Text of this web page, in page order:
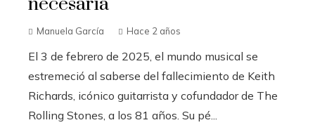
Manuela García Hace 2 años
El 3 de febrero de 2025, el mundo musical se
estremeció al saberse del fallecimiento de Keith
Richards, icónico guitarrista y cofundador de The
Rolling Stones, a los 81 años. Su pé...